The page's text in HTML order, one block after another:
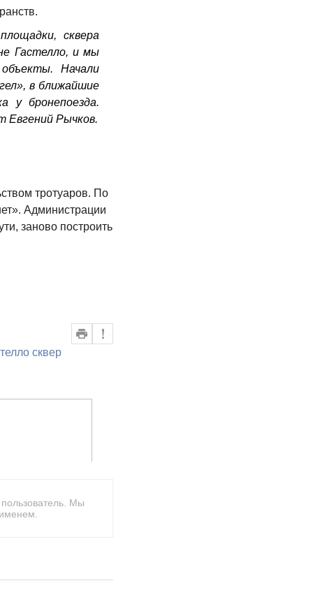
сквера
Гастелло, и мы
Начали
в ближайшие
у бронепоезда.
Евгений Рычков.
тротуаров. По
Администрации
заново построить
сквер
Мы